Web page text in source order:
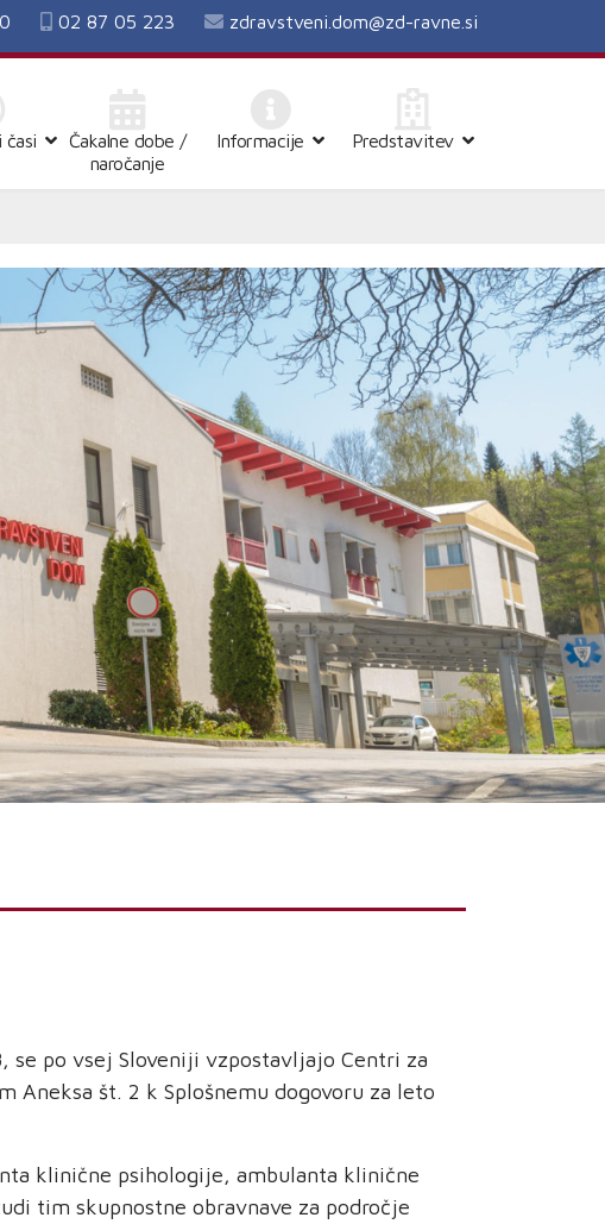
02 87 05 223 zdravstveni.dom@zd-ravne.si
časi
Čakalne dobe /
naročanje
Informacije Predstavitev
se po vsej Sloveniji vzpostavljajo Centri za
Aneksa št. 2 k Splošnemu dogovoru za leto
klinične psihologije, ambulanta klinične
tim skupnostne obravnave za področje